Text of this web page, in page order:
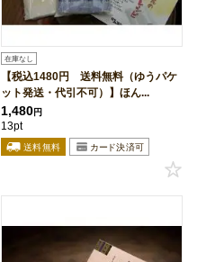
在庫なし
【税込1480円 送料無料（ゆうパケ
ット発送・代引不可）】ほん...
1,480円
13pt